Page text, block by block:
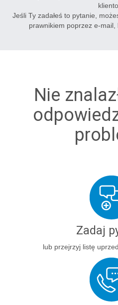
Jeśli Ty zadałeś to pytanie,
prawnikiem poprzez e-mail,
Nie
Zadaj
lub przejrzyj listę